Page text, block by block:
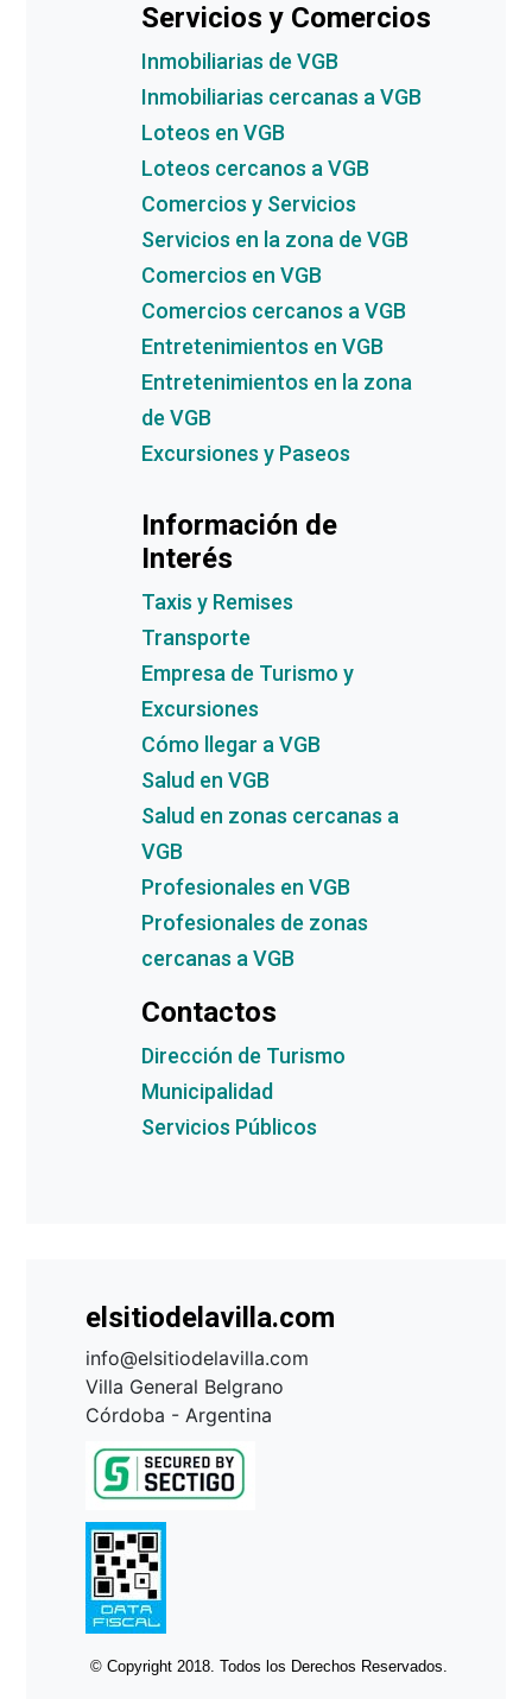
Servicios y Comercios
Inmobiliarias de VGB
Inmobiliarias cercanas a VGB
Loteos en VGB
Loteos cercanos a VGB
Comercios y Servicios
Servicios en la zona de VGB
Comercios en VGB
Comercios cercanos a VGB
Entretenimientos en VGB
Entretenimientos en la zona
de VGB
Excursiones y Paseos
Información de
Interés
Taxis y Remises
Transporte
Empresa de Turismo y
Excursiones
Cómo llegar a VGB
Salud en VGB
Salud en zonas cercanas a
VGB
Profesionales en VGB
Profesionales de zonas
cercanas a VGB
Contactos
Dirección de Turismo
Municipalidad
Servicios Públicos
elsitiodelavilla.com
info@elsitiodelavilla.com
Villa General Belgrano
Córdoba - Argentina
© Copyright 2018. Todos los Derechos Reservados.